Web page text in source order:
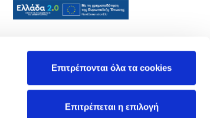
Επιτρέπονται όλα τα cookies
Επιτρέπεται η επιλογή